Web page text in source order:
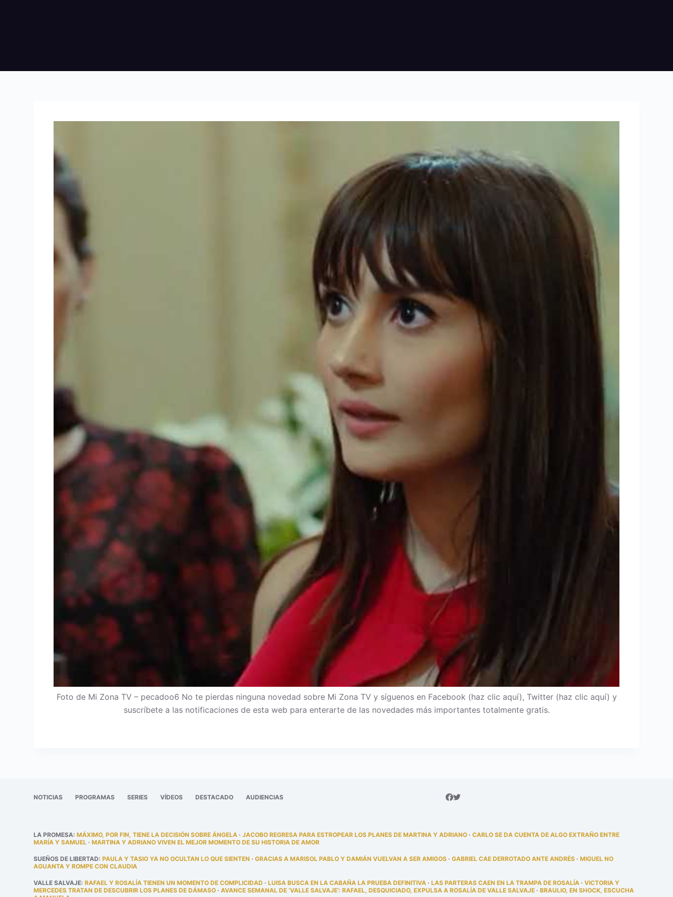
Foto de Mi Zona TV – pecadoo6 No te pierdas ninguna novedad sobre Mi Zona TV y síguenos en Facebook (haz clic aquí), Twitter (haz clic aquí) y
suscríbete a las notificaciones de esta web para enterarte de las novedades más importantes totalmente gratis.
NOTICIAS PROGRAMAS SERIES VÍDEOS DESTACADO AUDIENCIAS
LA PROMESA:MÁXIMO, POR FIN, TIENE LA DECISIÓN SOBRE ÁNGELA ·JACOBO REGRESA PARA ESTROPEAR LOS PLANES DE MARTINA Y ADRIANO ·CARLO SE DA CUENTA DE ALGO EXTRAÑO ENTRE
MARÍA Y SAMUEL ·MARTINA Y ADRIANO VIVEN EL MEJOR MOMENTO DE SU HISTORIA DE AMOR
SUEÑOS DE LIBERTAD:PAULA Y TASIO YA NO OCULTAN LO QUE SIENTEN ·GRACIAS A MARISOL PABLO Y DAMIÁN VUELVAN A SER AMIGOS ·GABRIEL CAE DERROTADO ANTE ANDRÉS ·MIGUEL NO
AGUANTA Y ROMPE CON CLAUDIA
VALLE SALVAJE:RAFAEL Y ROSALÍA TIENEN UN MOMENTO DE COMPLICIDAD ·LUISA BUSCA EN LA CABAÑA LA PRUEBA DEFINITIVA ·LAS PARTERAS CAEN EN LA TRAMPA DE ROSALÍA ·VICTORIA Y
MERCEDES TRATAN DE DESCUBRIR LOS PLANES DE DÁMASO ·AVANCE SEMANAL DE ‘VALLE SALVAJE’: RAFAEL, DESQUICIADO, EXPULSA A ROSALÍA DE VALLE SALVAJE ·BRAULIO, EN SHOCK, ESCUCHA